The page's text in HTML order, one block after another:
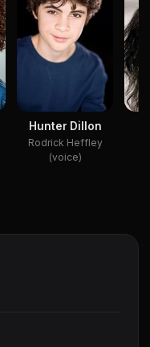
Hunter Dillon
Rodrick Heffley
(voice)